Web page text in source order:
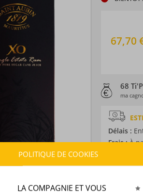
67,70
68
ma
Délais :
Frais :À
Type
POLITIQUE DE COOKIES
LA COMPAGNIE ET VOUS